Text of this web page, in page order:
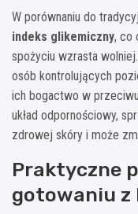
W porównaniu do
indeks glikemiczny, co
spożyciu wzrasta
osób kontrolujących
ich bogactwo w
układ odpornościowy,
zdrowej skóry i może
Praktyczne
gotowaniu